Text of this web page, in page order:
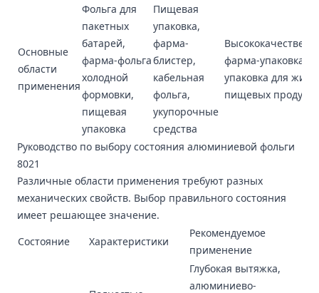
Основные
области
применения
Фольга для
пакетных
батарей,
фарма-фольга
холодной
формовки,
пищевая
упаковка
Пищевая
упаковка,
фарма-
блистер,
кабельная
фольга,
укупорочные
средства
фарма-упаковка,
упаковка для
пищевых
Руководство по выбору состояния алюминиевой фольги
8021
Различные области применения требуют разных
механических свойств. Выбор правильного состояния
имеет решающее значение.
Состояние
Характеристики
Рекомендуемое
применение
Глубокая вытяжка,
алюминиево-